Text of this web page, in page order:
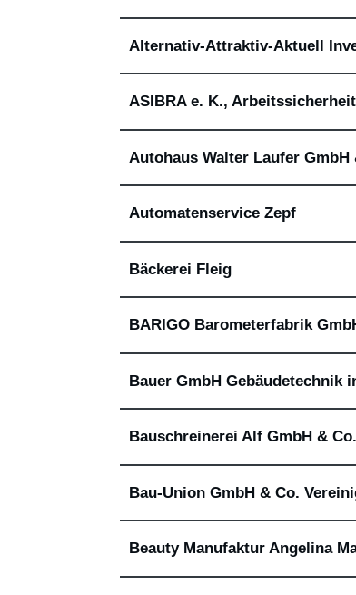
Alternativ-Attraktiv-Aktuell
ASIBRA e. K.,
Autohaus Walter Laufer GmbH
Automatenservice Zepf
Bäckerei Fleig
BARIGO Barometerfabrik
Bauer GmbH Gebäudetechnik
Bauschreinerei Alf GmbH &
Bau-Union GmbH & Co.
Beauty Manufaktur Angelina